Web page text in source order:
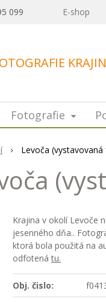
099 E-shop
Levoča
Krajina v okolí Levoče
jesenného dňa..
ktorá bola použitá na
odfotenátu.
Obj. čislo:
Fotografie